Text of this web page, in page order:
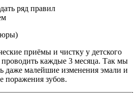
ряд правил
приёмы и чистку у детского
проводить каждые 3 месяца. Так мы
даже малейшие изменения эмали и
поражения зубов.